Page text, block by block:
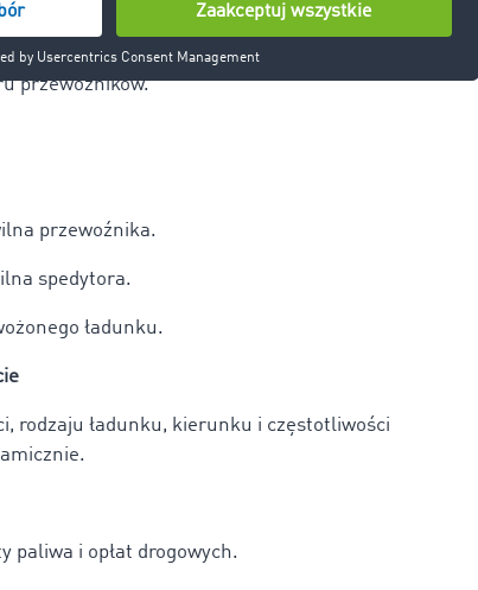
przewoźników.
przewoźnika.
spedytora.
ładunku.
rodzaju ładunku, kierunku i częstotliwości
paliwa i opłat drogowych.